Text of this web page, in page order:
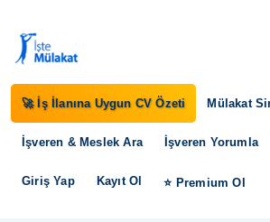
🚀 İş İlanına Uygun CV Özeti Mülakat
İşveren & Meslek Ara İşveren Yorumla
Giriş Yap Kayıt Ol ⭐ Premium Ol